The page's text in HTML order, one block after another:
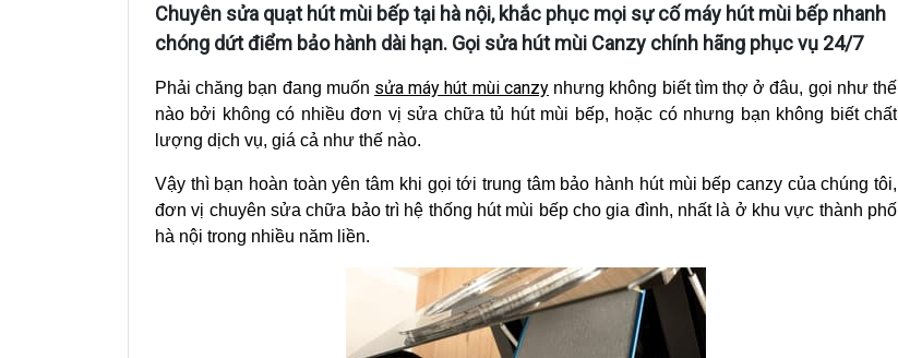
Chuyên sửa quạt hút mùi bếp tại hà nội, khắc phục mọi sự cố máy hút mùi bếp nhanh
chóng dứt điểm bảo hành dài hạn. Gọi sửa hút mùi Canzy chính hãng phục vụ 24/7
Phải chăng bạn đang muốn sửa máy hút mùi canzynhưng không biết tìm thợ ở đâu, gọi như thế
nào bởi không có nhiều đơn vị sửa chữa tủ hút mùi bếp, hoặc có nhưng bạn không biết chất
lượng dịch vụ, giá cả như thế nào.
Vậy thì bạn hoàn toàn yên tâm khi gọi tới trung tâm bảo hành hút mùi bếp canzy của chúng tôi,
đơn vị chuyên sửa chữa bảo trì hệ thống hút mùi bếp cho gia đình, nhất là ở khu vực thành phố
hà nội trong nhiều năm liền.